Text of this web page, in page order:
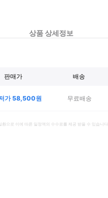
상품 상세정보
판매가 배송
가58,500원 무료배송
환으로 이에 따른 일정액의 수수료를 제공 받을 수 있습니다